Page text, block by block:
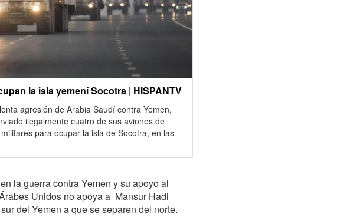
la isla yemení Socotra | HISPANTV
agresión de Arabia Saudí contra Yemen,
ilegalmente cuatro de sus aviones de
para ocupar la isla de Socotra, en las
la guerra contra Yemen y su apoyo al
Unidos no apoya a Mansur Hadi
del Yemen a que se separen del norte.